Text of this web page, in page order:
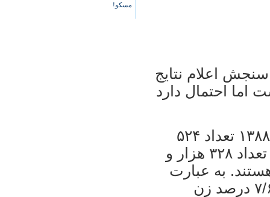
مسکو!
اعلام نتايج
۱۲ امشب است اما احتمال دارد
خدايی افزود: در آزمون سراسری سال ۱۳۸۸ تعداد ۵۲۴
هزار و ۷۶۹ نفر قبول شده اند که از اين تعداد ۳۲۸ هزار و
و ۹۷۷ نفر مرد هستند. به عبارت
ديگر ۳/۳۷ دهم پذيرفته ‌شدگان مرد و ۷/۶۲ درصد زن